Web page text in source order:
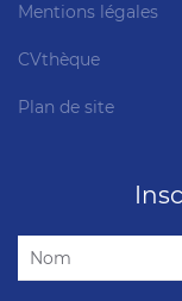
Mentions légales
CVthèque
Plan de site